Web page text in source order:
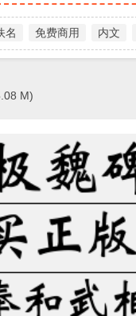
名 免费商用 内文
M)